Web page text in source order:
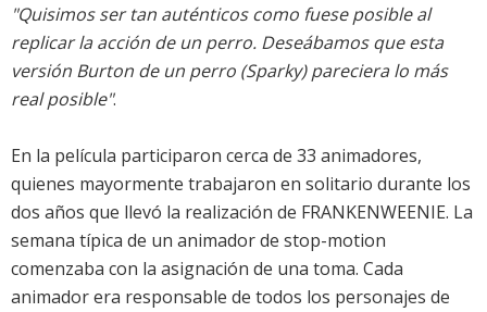
"Quisimos ser tan auténticos como fuese posible al
replicar la acción de un perro. Deseábamos que esta
versión Burton de un perro (Sparky) pareciera lo más
real posible".
En la película participaron cerca de 33 animadores,
quienes mayormente trabajaron en solitario durante los
dos años que llevó la realización de FRANKENWEENIE. La
semana típica de un animador de stop-motion
comenzaba con la asignación de una toma. Cada
animador era responsable de todos los personajes de